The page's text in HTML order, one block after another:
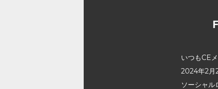
いつもCE
2024年2月
ソーシャ